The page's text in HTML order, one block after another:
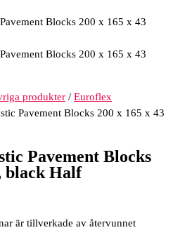
produkter / Euroflex
Pavement Blocks 200 x 165 x 43
Pavement Blocks
black Half
är tillverkade av återvunnet